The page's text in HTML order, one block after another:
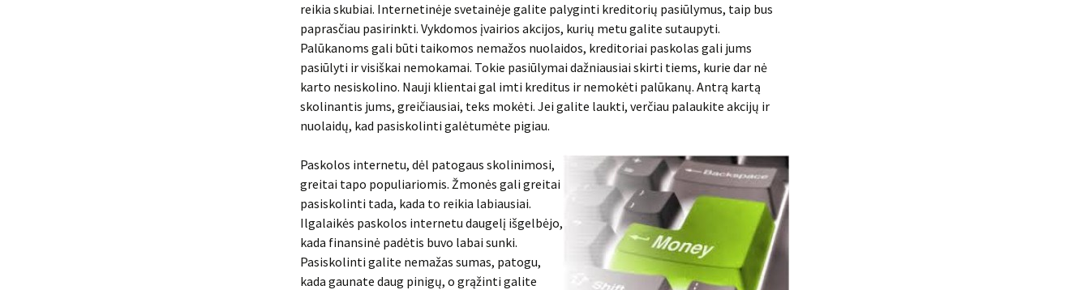
reikia skubiai. Internetinėje svetainėje galite palyginti kreditorių pasiūlymus, taip bus
paprasčiau pasirinkti. Vykdomos įvairios akcijos, kurių metu galite sutaupyti.
Palūkanoms gali būti taikomos nemažos nuolaidos, kreditoriai paskolas gali jums
pasiūlyti ir visiškai nemokamai. Tokie pasiūlymai dažniausiai skirti tiems, kurie dar nė
karto nesiskolino. Nauji klientai gal imti kreditus ir nemokėti palūkanų. Antrą kartą
skolinantis jums, greičiausiai, teks mokėti. Jei galite laukti, verčiau palaukite akcijų ir
nuolaidų, kad pasiskolinti galėtumėte pigiau.
Paskolos internetu, dėl patogaus skolinimosi,
greitai tapo populiariomis. Žmonės gali greitai
pasiskolinti tada, kada to reikia labiausiai.
Ilgalaikės paskolos internetu daugelį išgelbėjo,
kada finansinė padėtis buvo labai sunki.
Pasiskolinti galite nemažas sumas, patogu,
kada gaunate daug pinigų, o grąžinti galite